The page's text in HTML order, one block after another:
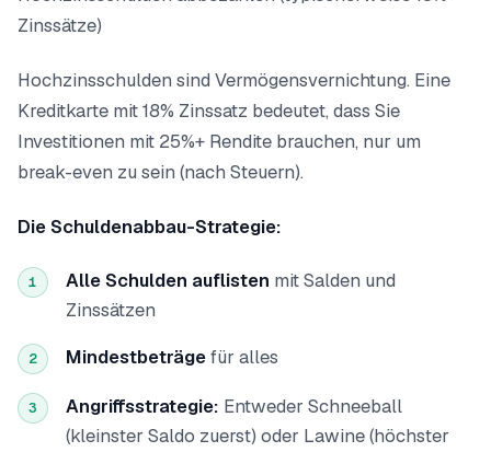
Zinssätze)
Hochzinsschulden sind Vermögensvernichtung. Eine
Kreditkarte mit 18% Zinssatz bedeutet, dass Sie
Investitionen mit 25%+ Rendite brauchen, nur um
break-even zu sein (nach Steuern).
Die Schuldenabbau-Strategie:
1 Alle Schulden auflisten mit Salden und
Zinssätzen
2 Mindestbeträgefür alles
3 Angriffsstrategie: Entweder Schneeball
(kleinster Saldo zuerst) oder Lawine (höchster